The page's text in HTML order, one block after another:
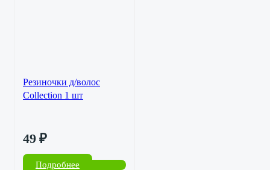
Резиночки д/волос
Collection 1 шт
49 ₽
Подробнее